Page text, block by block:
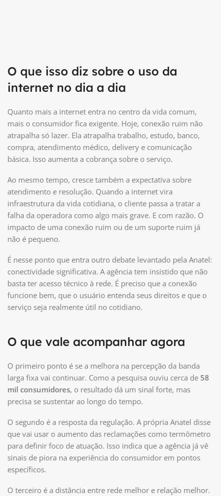
O que isso diz sobre o uso da
internet no dia a dia
Quanto mais a internet entra no centro da vida comum,
mais o consumidor fica exigente. Hoje, conexão ruim não
atrapalha só lazer. Ela atrapalha trabalho, estudo, banco,
compra, atendimento médico, delivery e comunicação
básica. Isso aumenta a cobrança sobre o serviço.
Ao mesmo tempo, cresce também a expectativa sobre
atendimento e resolução. Quando a internet vira
infraestrutura da vida cotidiana, o cliente passa a tratar a
falha da operadora como algo mais grave. E com razão. O
impacto de uma conexão ruim ou de um suporte ruim já
não é pequeno.
É nesse ponto que entra outro debate levantado pela Anatel:
conectividade significativa. A agência tem insistido que não
basta ter acesso técnico à rede. É preciso que a conexão
funcione bem, que o usuário entenda seus direitos e que o
serviço seja realmente útil no cotidiano.
O que vale acompanhar agora
O primeiro ponto é se a melhora na percepção da banda
larga fixa vai continuar. Como a pesquisa ouviu cerca de 58
mil consumidores, o resultado dá um sinal forte, mas
precisa se sustentar ao longo do tempo.
O segundo é a resposta da regulação. A própria Anatel disse
que vai usar o aumento das reclamações como termômetro
para definir foco de atuação. Isso indica que a agência já vê
sinais de piora na experiência do consumidor em pontos
específicos.
O terceiro é a distância entre rede melhor e relação melhor.